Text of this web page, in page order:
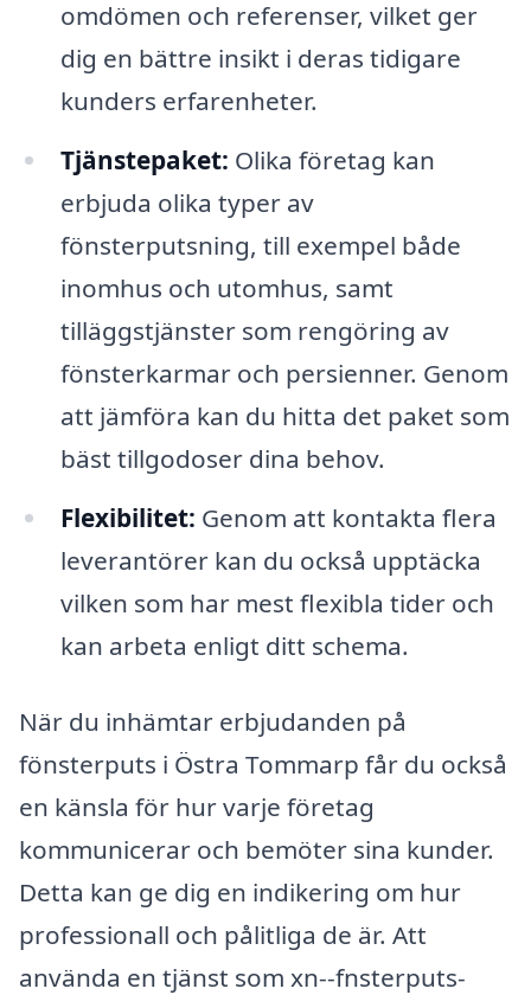
omdömen och referenser, vilket ger
dig en bättre insikt i deras tidigare
kunders erfarenheter.
Tjänstepaket: Olika företag kan
erbjuda olika typer av
fönsterputsning, till exempel både
inomhus och utomhus, samt
tilläggstjänster som rengöring av
fönsterkarmar och persienner. Genom
att jämföra kan du hitta det paket som
bäst tillgodoser dina behov.
Flexibilitet: Genom att kontakta flera
leverantörer kan du också upptäcka
vilken som har mest flexibla tider och
kan arbeta enligt ditt schema.
När du inhämtar erbjudanden på
fönsterputs i Östra Tommarp får du också
en känsla för hur varje företag
kommunicerar och bemöter sina kunder.
Detta kan ge dig en indikering om hur
professionall och pålitliga de är. Att
använda en tjänst som xn--fnsterputs-